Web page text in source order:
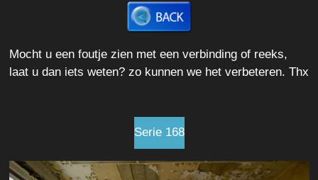
Mocht u een foutje zien met een verbinding of reeks,
laat u dan iets weten? zo kunnen we het verbeteren. Thx
Serie 168